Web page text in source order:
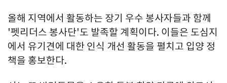
올해 지역에서 활동하는 장기 우수 봉사자들과 함께
'펫리더스 봉사단'도 발족할 계획이다. 이들은 도심지
에서 유기견에 대한 인식 개선 활동을 펼치고 입양 정
책을 홍보한다.